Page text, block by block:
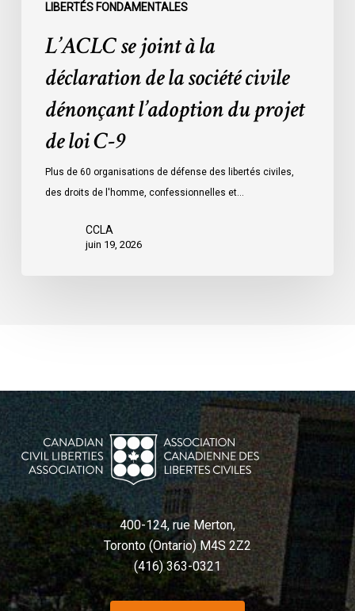
LIBERTÉS FONDAMENTALES
L’ACLC se joint à la
déclaration de la société civile
dénonçant l’adoption du projet
de loi C-9
Plus de 60 organisations de défense des libertés civiles,
des droits de l'homme, confessionnelles et…
CCLA
juin 19, 2026
400-124, rue Merton,
Toronto (Ontario) M4S 2Z2
(416) 363-0321